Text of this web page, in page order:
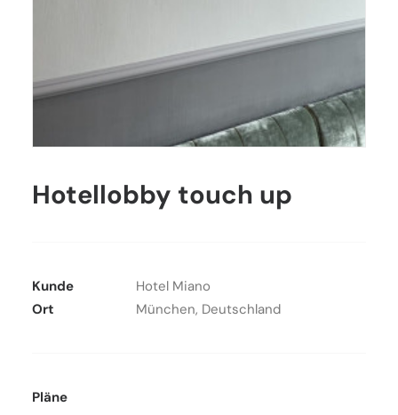
Hotellobby touch up
Kunde
Hotel Miano
Ort
München, Deutschland
Pläne